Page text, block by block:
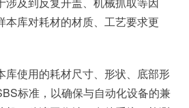
本库对耗材的材质、工艺要求更
库使用的耗材尺寸、形状、底部形
标准，以确保与自动化设备的兼